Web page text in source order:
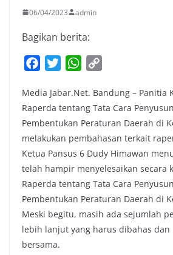
06/04/2023 admin
Bagikan berita:
c
e
b
o
o
k
i
t
t
e
r
W
a
t
s
A
p
p
p
y
L
i
n
k
Media Jabar.Net. Bandung – Panitia
Raperda tentang Tata Cara
Pembentukan Peraturan Daerah di
melakukan pembahasan terkait
Ketua Pansus 6 Dudy Himawan
telah hampir menyelesaikan secara
Raperda tentang Tata Cara
Pembentukan Peraturan Daerah di
Meski begitu, masih ada sejumlah
lebih lanjut yang harus dibahas dan
bersama.